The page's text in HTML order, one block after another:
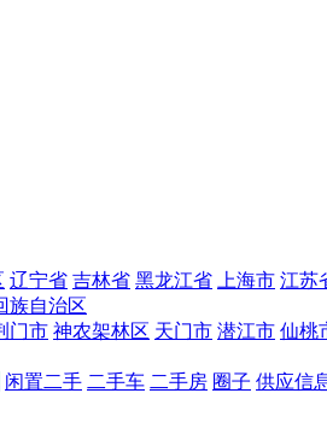
辽宁省 吉林省 黑龙江省 上海市 江苏
族自治区
门市 神农架林区 天门市 潜江市 仙桃
闲置二手 二手车 二手房 圈子 供应信